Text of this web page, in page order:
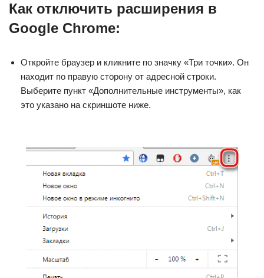
Как отключить расширения в
Google Chrome:
Откройте браузер и кликните по значку «Три точки». Он
находит по правую сторону от адресной строки.
Выберите пункт «Дополнительные инструменты», как
это указано на скриншоте ниже.